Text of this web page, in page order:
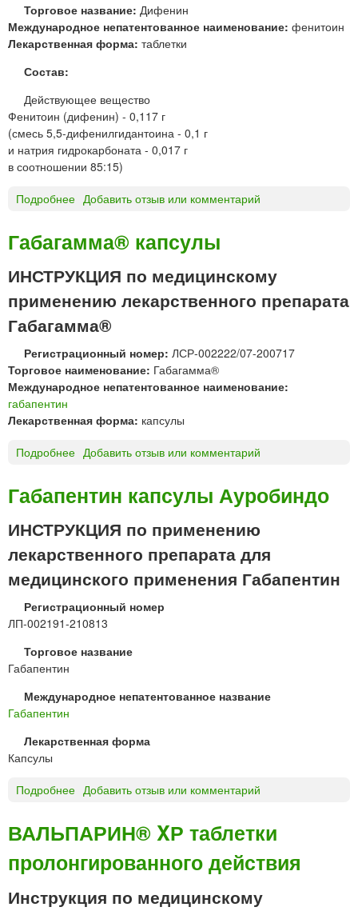
Торговое название: Дифенин
Международное непатентованное наименование: фенитоин
Лекарственная форма: таблетки
Состав:
Действующее вещество
Фенитоин (дифенин) - 0,117 г
(смесь 5,5-дифенилгидантоина - 0,1 г
и натрия гидрокарбоната - 0,017 г
в соотношении 85:15)
Подробнее
Ф
Н
И
т
а
б
л
т
с
л
ь
-
и
и
к
Добавить отзыв или комментарий
Габагамма® капсулы
ИНСТРУКЦИЯ по медицинскому
применению лекарственного препарата
Габагамма®
Регистрационный номер: ЛСР-002222/07-200717
Торговое наименование: Габагамма®
Международное непатентованное наименование:
габапентин
Лекарственная форма: капсулы
Подробнее
б
г
а
м
а
®
а
у
ы
Добавить отзыв или комментарий
Габапентин капсулы Ауробиндо
ИНСТРУКЦИЯ по применению
лекарственного препарата для
медицинского применения Габапентин
Регистрационный номер
ЛП-002191-210813
Торговое название
Габапентин
Международное непатентованное название
Габапентин
Лекарственная форма
Капсулы
Подробнее
а
б
а
п
н
Добавить отзыв или комментарий
ВАЛЬПАРИН® XР таблетки
пролонгированного действия
Инструкция по медицинскому